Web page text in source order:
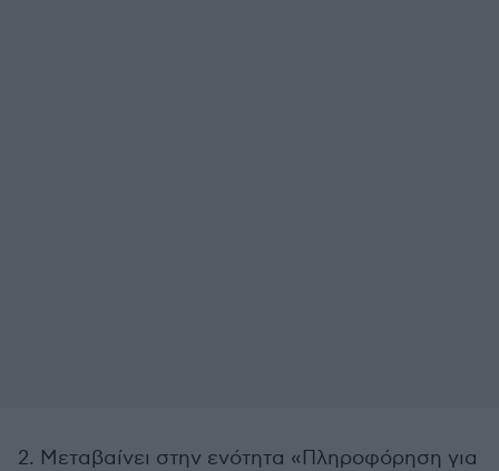
2. Μεταβαίνει στην ενότητα «Πληροφόρηση για